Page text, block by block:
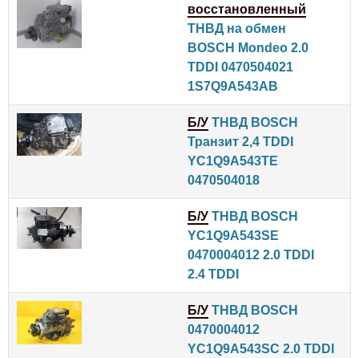
восстановленный
ТНВД на обмен
BOSCH Mondeo 2.0
TDDI 0470504021
1S7Q9A543AB
Б/У ТНВД BOSCH
Транзит 2,4 TDDI
YC1Q9A543TE
0470504018
Б/У ТНВД BOSCH
YC1Q9A543SE
0470004012 2.0 TDDI
2.4 TDDI
Б/У ТНВД BOSCH
0470004012
YC1Q9A543SC 2.0 TDDI